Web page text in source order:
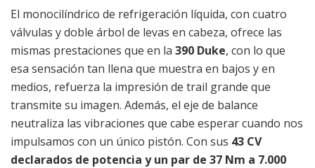
El monocilíndrico de refrigeración líquida, con cuatro
válvulas y doble árbol de levas en cabeza, ofrece las
mismas prestaciones que en la 390 Duke, con lo que
esa sensación tan llena que muestra en bajos y en
medios, refuerza la impresión de trail grande que
transmite su imagen. Además, el eje de balance
neutraliza las vibraciones que cabe esperar cuando nos
impulsamos con un único pistón. Con sus 43 CV
declarados de potencia y un par de 37 Nm a 7.000